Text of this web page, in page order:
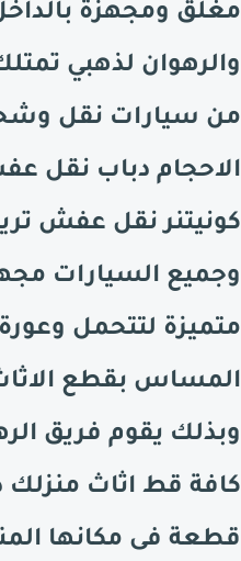
مغلق ومجهزة
والرهوان لذهبي
من سيارات نقل
الاحجام دباب نقل
كونيتنر نقل عفش
وجميع السيارات
متميزة لتتحمل
المساس بقطع
وبذلك يقوم فريق
كافة قط اثاث منزلك
قطعة فى مكانها